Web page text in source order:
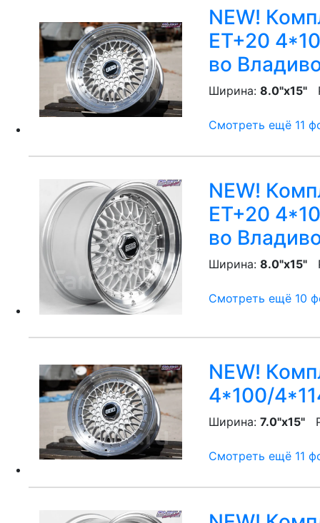
NEW!
ET+20
во
Ширина: 8.0"x15"
Смотреть ещё 11
NEW!
ET+20
во
Ширина: 8.0"x15"
Смотреть ещё 10
NEW!
4*100/
Ширина: 7.0"x15"
Смотреть ещё 11